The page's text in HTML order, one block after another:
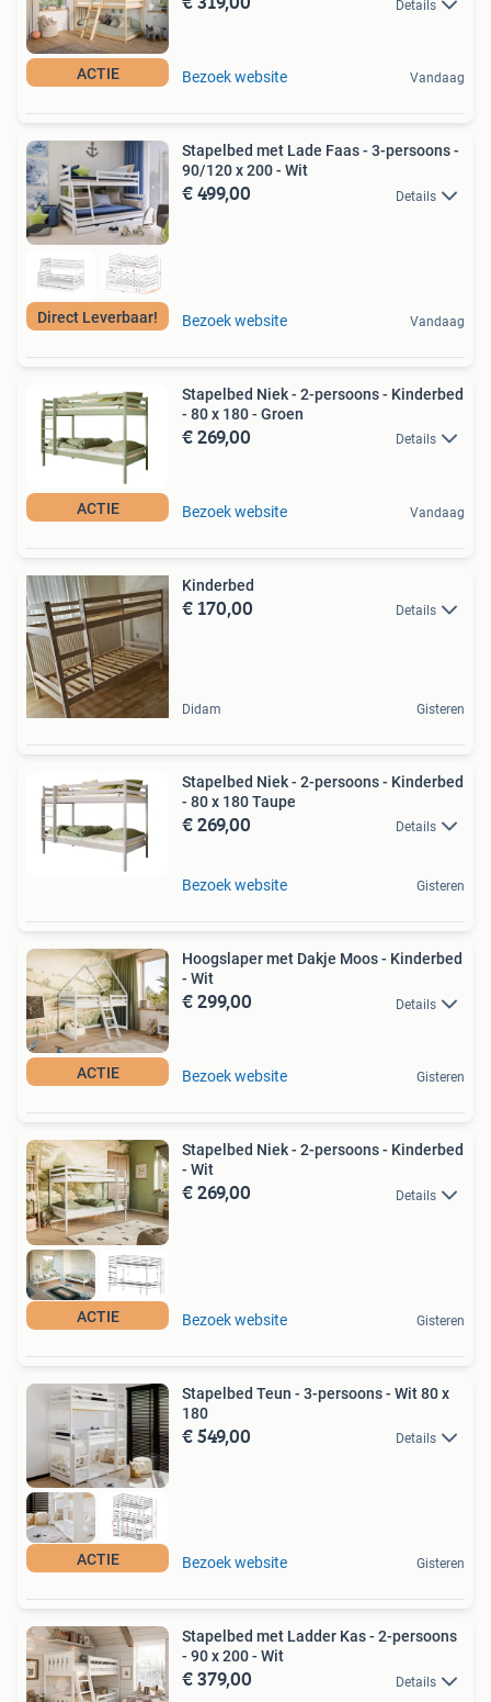
ACTIE
Details
Bezoek website Vandaag
Direct Leverbaar!
Stapelbed met Lade Faas - 3-persoons -
90/120 x 200 - Wit
€ 499,00 Details
Bezoek website Vandaag
ACTIE
Stapelbed Niek - 2-persoons - Kinderbed
- 80 x 180 - Groen
€ 269,00 Details
Bezoek website Vandaag
Kinderbed
€ 170,00 Details
Didam Gisteren
Stapelbed Niek - 2-persoons - Kinderbed
- 80 x 180 Taupe
€ 269,00 Details
Bezoek website Gisteren
ACTIE
Hoogslaper met Dakje Moos - Kinderbed
- Wit
€ 299,00 Details
Bezoek website Gisteren
ACTIE
Stapelbed Niek - 2-persoons - Kinderbed
- Wit
€ 269,00 Details
Bezoek website Gisteren
ACTIE
Stapelbed Teun - 3-persoons - Wit 80 x
180
€ 549,00 Details
Bezoek website Gisteren
Stapelbed met Ladder Kas - 2-persoons
- 90 x 200 - Wit
€ 379,00 Details